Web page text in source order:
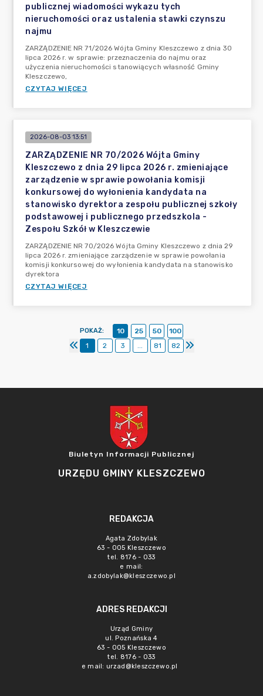
publicznej wiadomości wykazu tych
nieruchomości oraz ustalenia stawki czynszu
najmu
ZARZĄDZENIE NR 71/2026 Wójta Gminy Kleszczewo z dnia 30
lipca 2026 r. w sprawie: przeznaczenia do najmu oraz
użyczenia nieruchomości stanowiących własność Gminy
Kleszczewo,
CZYTAJ WIĘCEJ
2026-08-03 13:51
ZARZĄDZENIE NR 70/2026 Wójta Gminy
Kleszczewo z dnia 29 lipca 2026 r. zmieniające
zarządzenie w sprawie powołania komisji
konkursowej do wyłonienia kandydata na
stanowisko dyrektora zespołu publicznej szkoły
podstawowej i publicznego przedszkola -
Zespołu Szkół w Kleszczewie
ZARZĄDZENIE NR 70/2026 Wójta Gminy Kleszczewo z dnia 29
lipca 2026 r. zmieniające zarządzenie w sprawie powołania
komisji konkursowej do wyłonienia kandydata na stanowisko
dyrektora
CZYTAJ WIĘCEJ
POKAŻ: 10 25 50
100
1
2 3 ... 81 82
Biuletyn Informacji Publicznej
URZĘDU GMINY KLESZCZEWO
REDAKCJA
Agata Zdobylak
63 - 005 Kleszczewo
tel. 8176 - 033
e mail:
a.zdobylak@kleszczewo.pl
ADRES REDAKCJI
Urząd Gminy
ul. Poznańska 4
63 - 005 Kleszczewo
tel. 8176 - 033
e mail: urzad@kleszczewo.pl